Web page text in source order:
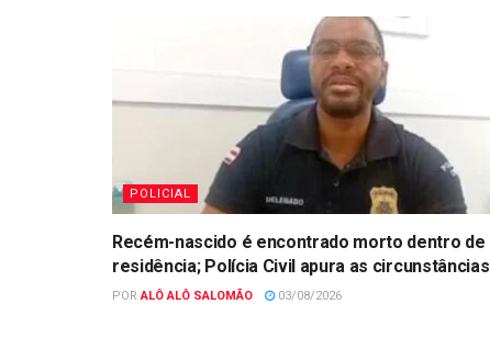
POLICIAL
Recém-nascido é encontrado morto dentro de
residência; Polícia Civil apura as circunstâncias
POR ALÔ ALÔ SALOMÃO 03/08/2026